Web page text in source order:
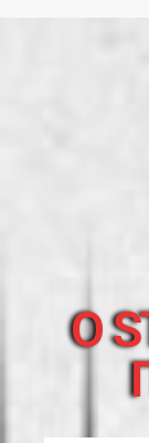
O